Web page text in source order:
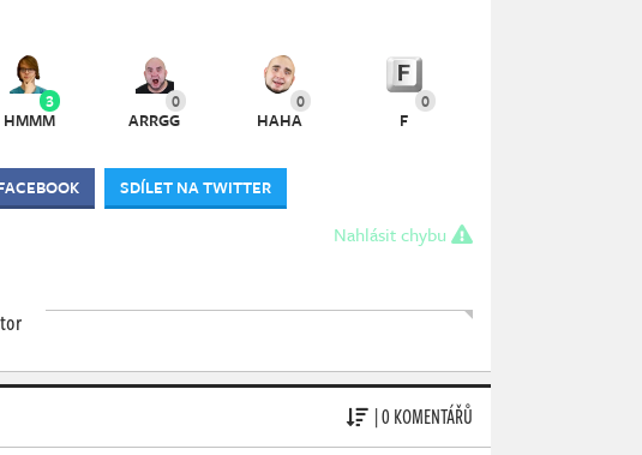
3
HMMM
0
ARRGG
0
HAHA
0
F
SDÍLET NA TWITTER
Nahlásit chybu
| 0 KOMENTÁŘŮ